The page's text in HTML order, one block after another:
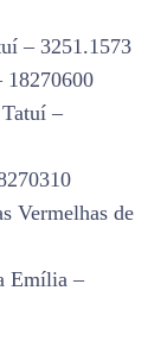
– 3251.1573
18270600
–
Vermelhas de
Emília –